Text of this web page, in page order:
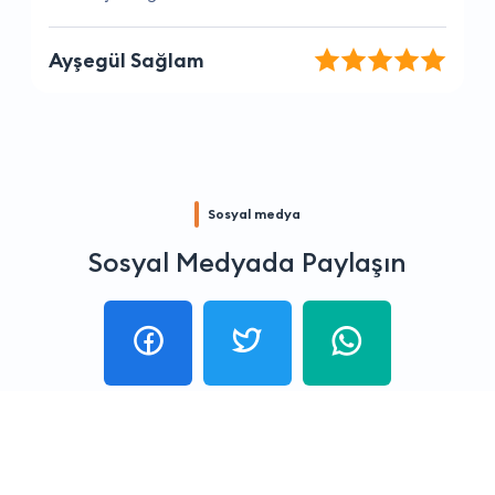
Selim Taş
Sosyal medya
Sosyal Medyada Paylaşın